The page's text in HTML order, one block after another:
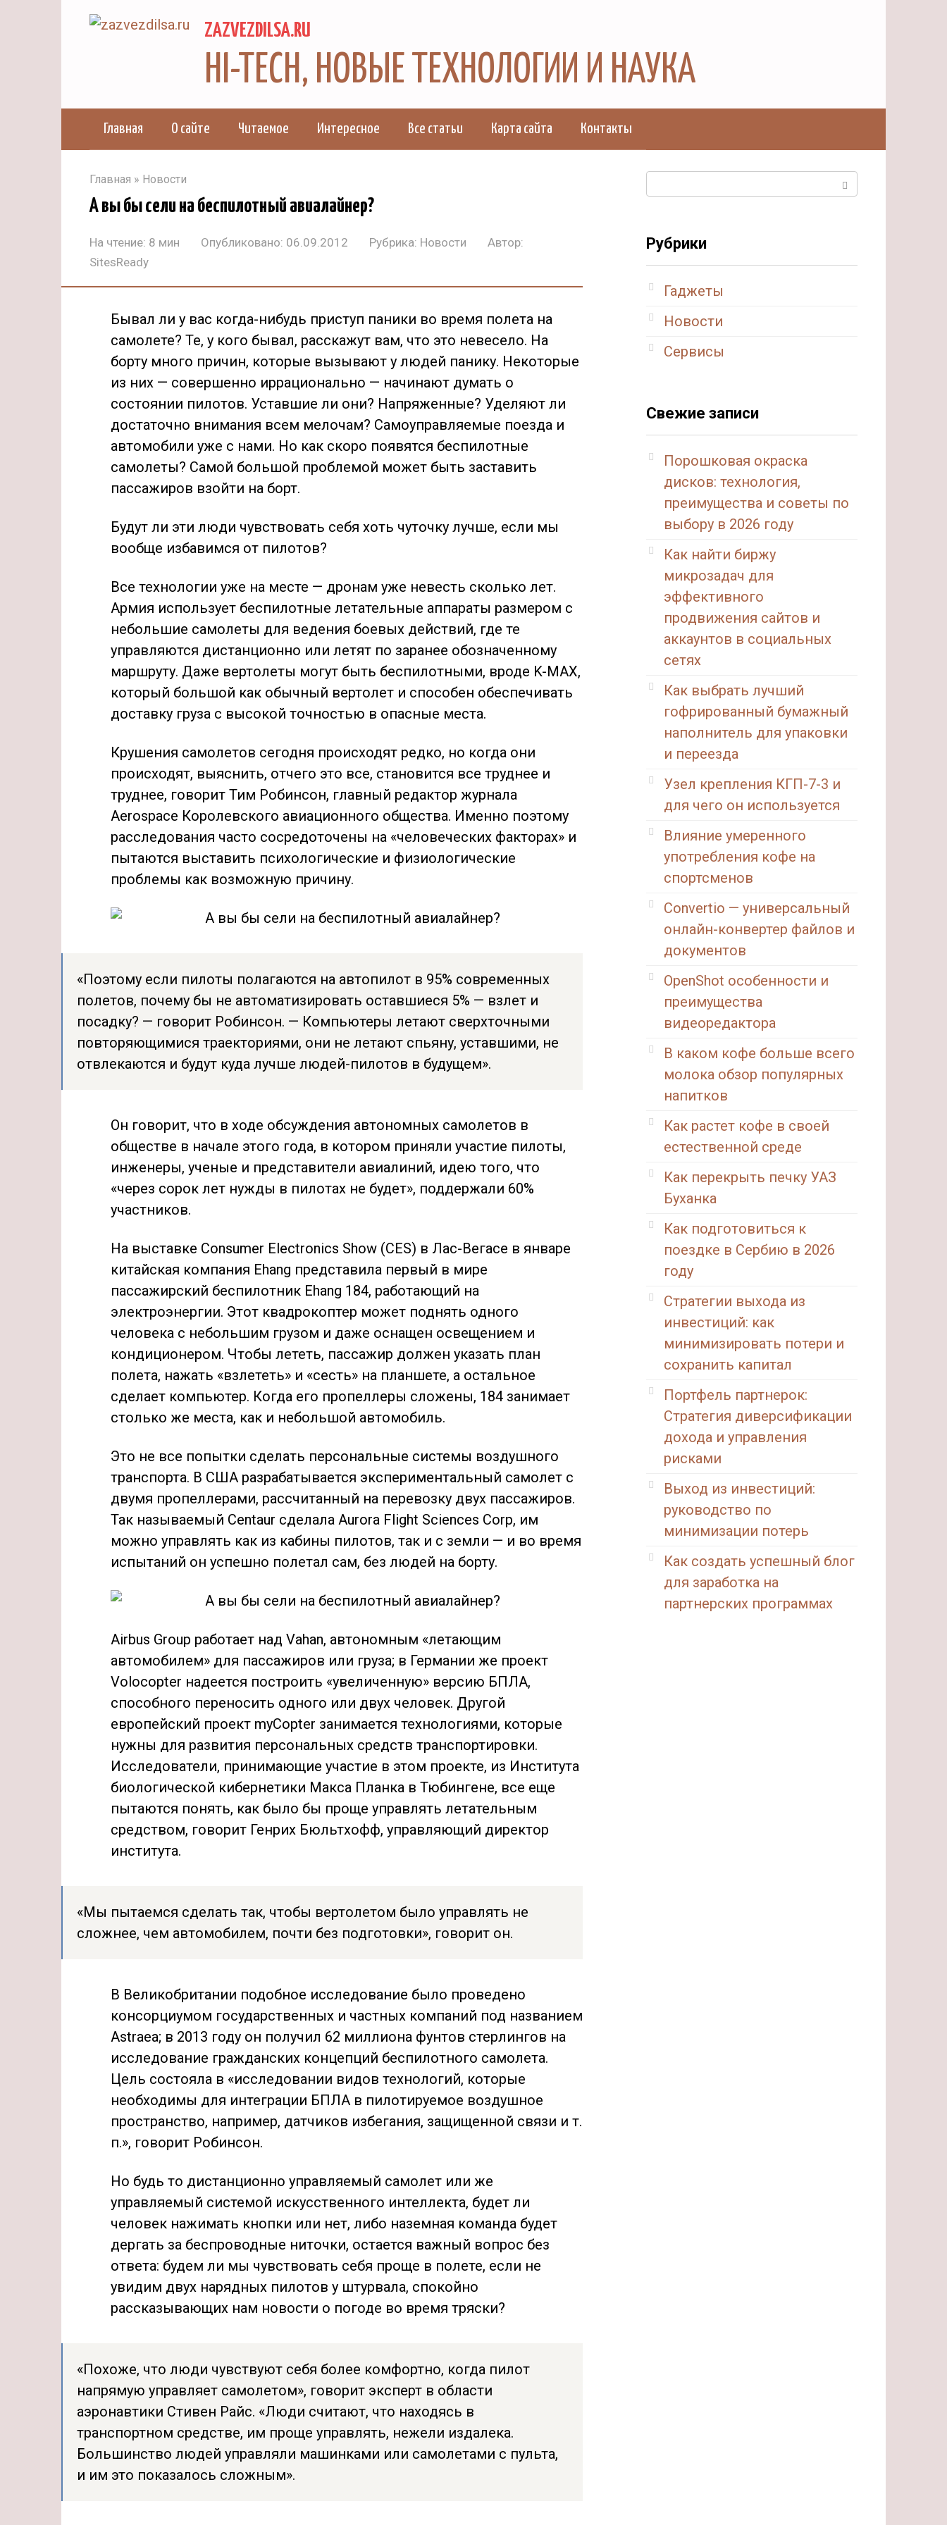
ZAZVEZDILSA.RU
HI-TECH, НОВЫЕ ТЕХНОЛОГИИ И НАУКА
Главная О сайте Читаемое Интересное Все статьи Карта сайта Контакты
Главная » Новости
А вы бы сели на беспилотный авиалайнер?
На чтение: 8 мин Опубликовано: 06.09.2012 Рубрика: Новости
Автор:
SitesReady
Бывал ли у вас когда-нибудь приступ паники во время полета на
самолете? Те, у кого бывал, расскажут вам, что это невесело. На
борту много причин, которые вызывают у людей панику. Некоторые
из них — совершенно иррационально — начинают думать о
состоянии пилотов. Уставшие ли они? Напряженные? Уделяют ли
достаточно внимания всем мелочам? Самоуправляемые поезда и
автомобили уже с нами. Но как скоро появятся беспилотные
самолеты? Самой большой проблемой может быть заставить
пассажиров взойти на борт.
Будут ли эти люди чувствовать себя хоть чуточку лучше, если мы
вообще избавимся от пилотов?
Все технологии уже на месте — дронам уже невесть сколько лет.
Армия использует беспилотные летательные аппараты размером с
небольшие самолеты для ведения боевых действий, где те
управляются дистанционно или летят по заранее обозначенному
маршруту. Даже вертолеты могут быть беспилотными, вроде K-MAX,
который большой как обычный вертолет и способен обеспечивать
доставку груза с высокой точностью в опасные места.
Крушения самолетов сегодня происходят редко, но когда они
происходят, выяснить, отчего это все, становится все труднее и
труднее, говорит Тим Робинсон, главный редактор журнала
Aerospace Королевского авиационного общества. Именно поэтому
расследования часто сосредоточены на «человеческих факторах» и
пытаются выставить психологические и физиологические
проблемы как возможную причину.
«Поэтому если пилоты полагаются на автопилот в 95% современных
полетов, почему бы не автоматизировать оставшиеся 5% — взлет и
посадку? — говорит Робинсон. — Компьютеры летают сверхточными
повторяющимися траекториями, они не летают спьяну, уставшими, не
отвлекаются и будут куда лучше людей-пилотов в будущем».
Он говорит, что в ходе обсуждения автономных самолетов в
обществе в начале этого года, в котором приняли участие пилоты,
инженеры, ученые и представители авиалиний, идею того, что
«через сорок лет нужды в пилотах не будет», поддержали 60%
участников.
На выставке Consumer Electronics Show (CES) в Лас-Вегасе в январе
китайская компания Ehang представила первый в мире
пассажирский беспилотник Ehang 184, работающий на
электроэнергии. Этот квадрокоптер может поднять одного
человека с небольшим грузом и даже оснащен освещением и
кондиционером. Чтобы лететь, пассажир должен указать план
полета, нажать «взлететь» и «сесть» на планшете, а остальное
сделает компьютер. Когда его пропеллеры сложены, 184 занимает
столько же места, как и небольшой автомобиль.
Это не все попытки сделать персональные системы воздушного
транспорта. В США разрабатывается экспериментальный самолет с
двумя пропеллерами, рассчитанный на перевозку двух пассажиров.
Так называемый Centaur сделала Aurora Flight Sciences Corp, им
можно управлять как из кабины пилотов, так и с земли — и во время
испытаний он успешно полетал сам, без людей на борту.
Airbus Group работает над Vahan, автономным «летающим
автомобилем» для пассажиров или груза; в Германии же проект
Volocopter надеется построить «увеличенную» версию БПЛА,
способного переносить одного или двух человек. Другой
европейский проект myCopter занимается технологиями, которые
нужны для развития персональных средств транспортировки.
Исследователи, принимающие участие в этом проекте, из Института
биологической кибернетики Макса Планка в Тюбингене, все еще
пытаются понять, как было бы проще управлять летательным
средством, говорит Генрих Бюльтхофф, управляющий директор
института.
«Мы пытаемся сделать так, чтобы вертолетом было управлять не
сложнее, чем автомобилем, почти без подготовки», говорит он.
В Великобритании подобное исследование было проведено
консорциумом государственных и частных компаний под названием
Astraea; в 2013 году он получил 62 миллиона фунтов стерлингов на
исследование гражданских концепций беспилотного самолета.
Цель состояла в «исследовании видов технологий, которые
необходимы для интеграции БПЛА в пилотируемое воздушное
пространство, например, датчиков избегания, защищенной связи и т.
п.», говорит Робинсон.
Но будь то дистанционно управляемый самолет или же
управляемый системой искусственного интеллекта, будет ли
человек нажимать кнопки или нет, либо наземная команда будет
дергать за беспроводные ниточки, остается важный вопрос без
ответа: будем ли мы чувствовать себя проще в полете, если не
увидим двух нарядных пилотов у штурвала, спокойно
рассказывающих нам новости о погоде во время тряски?
«Похоже, что люди чувствуют себя более комфортно, когда пилот
напрямую управляет самолетом», говорит эксперт в области
аэронавтики Стивен Райс. «Люди считают, что находясь в
транспортном средстве, им проще управлять, нежели издалека.
Большинство людей управляли машинками или самолетами с пульта,
и им это показалось сложным».
Рубрики
Гаджеты
Новости
Сервисы
Свежие записи
Порошковая окраска
дисков: технология,
преимущества и советы по
выбору в 2026 году
Как найти биржу
микрозадач для
эффективного
продвижения сайтов и
аккаунтов в социальных
сетях
Как выбрать лучший
гофрированный бумажный
наполнитель для упаковки
и переезда
Узел крепления КГП-7-3 и
для чего он используется
Влияние умеренного
употребления кофе на
спортсменов
Convertio — универсальный
онлайн-конвертер файлов и
документов
OpenShot особенности и
преимущества
видеоредактора
В каком кофе больше всего
молока обзор популярных
напитков
Как растет кофе в своей
естественной среде
Как перекрыть печку УАЗ
Буханка
Как подготовиться к
поездке в Сербию в 2026
году
Стратегии выхода из
инвестиций: как
минимизировать потери и
сохранить капитал
Портфель партнерок:
Стратегия диверсификации
дохода и управления
рисками
Выход из инвестиций:
руководство по
минимизации потерь
Как создать успешный блог
для заработка на
партнерских программах